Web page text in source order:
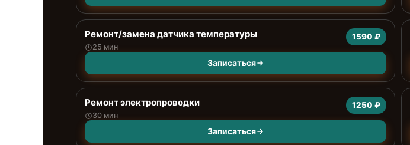
Ремонт/замена датчика температуры
25 мин
1590 ₽
Записаться
Ремонт электропроводки
30 мин
1250 ₽
Записаться